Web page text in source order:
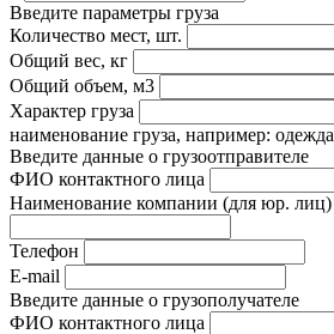
Введите параметры груза
Количество мест, шт.
Общий вес, кг
Общий объем, м3
Характер груза
наименование груза, например: одежда
Введите данные о грузоотправителе
ФИО контактного лица
Наименование компании (для юр. лиц)
Телефон
E-mail
Введите данные о грузополучателе
ФИО контактного лица